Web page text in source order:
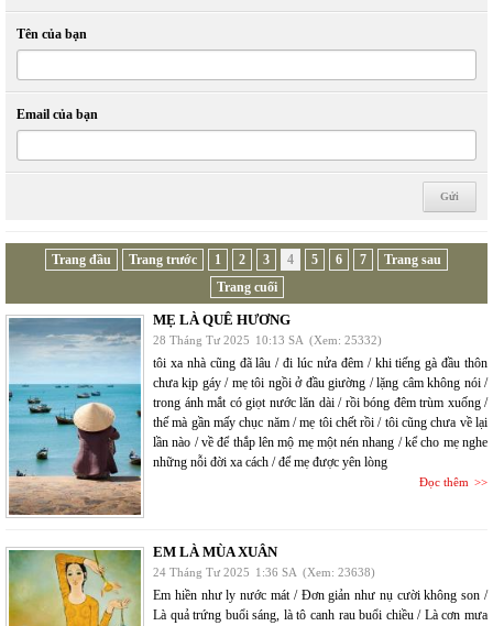
Tên của bạn
Email của bạn
Trang đầu Trang trước 1 2 3 4 5 6 7
Trang sau
Trang cuối
MẸ LÀ QUÊ HƯƠNG
28 Tháng Tư 2025 10:13 SA (Xem: 25332)
tôi xa nhà cũng đã lâu / đi lúc nửa đêm / khi tiếng gà đầu thôn
chưa kịp gáy / mẹ tôi ngồi ở đầu giường / lặng câm không nói /
trong ánh mắt có giọt nước lăn dài / rồi bóng đêm trùm xuống /
thế mà gần mấy chục năm / mẹ tôi chết rồi / tôi cũng chưa về lại
lần nào / về để thắp lên mộ mẹ một nén nhang / kể cho mẹ nghe
những nỗi đời xa cách / để mẹ được yên lòng
Đọc thêm
EM LÀ MÙA XUÂN
24 Tháng Tư 2025 1:36 SA (Xem: 23638)
Em hiền như ly nước mát / Đơn giản như nụ cười không son /
Là quả trứng buổi sáng, là tô canh rau buổi chiều / Là cơn mưa